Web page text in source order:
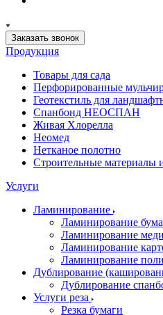
Заказать звонок
Продукция
Товары для сада
Перфорированные
Геотекстиль для
Спанбонд НЕОСПАН
Живая Хлорелла
Нeомед
Нетканое полотно
Строительные материалы
Услуги
Ламинирование
Ламинирование
Ламинирование
Ламинирование
Ламинирование
Дублирование
Дублирование
Услуги реза
Резка бумаги